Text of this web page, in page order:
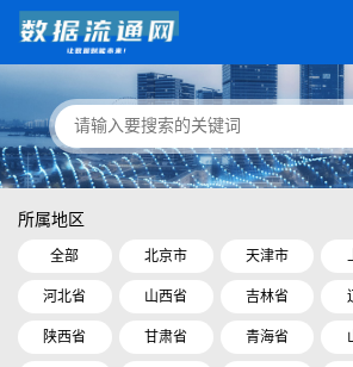
所属地区
全部 北京市 天津市
河北省 山西省 吉林省
陕西省 甘肃省 青海省